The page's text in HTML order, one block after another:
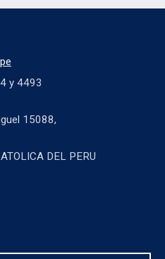
y 4493
15088,
DEL PERU